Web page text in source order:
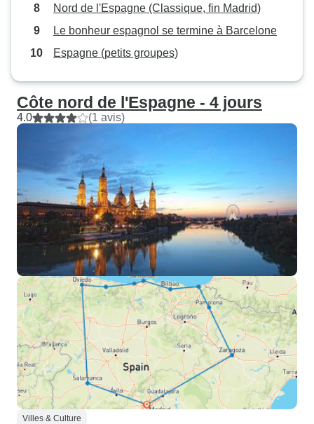
Nord de l'Espagne (Classique, fin Madrid)
Le bonheur espagnol se termine à Barcelone
Espagne (petits groupes)
Côte nord de l'Espagne - 4 jours
4.0 (1 avis)
Villes & Culture